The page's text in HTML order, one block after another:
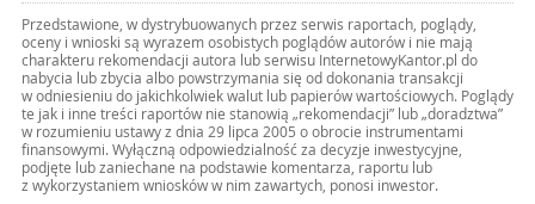
Przedstawione, w dystrybuowanych przez serwis raportach, poglądy,
oceny i wnioski są wyrazem osobistych poglądów autorów i nie mają
charakteru rekomendacji autora lub serwisu InternetowyKantor.pl do
nabycia lub zbycia albo powstrzymania się od dokonania transakcji
w odniesieniu do jakichkolwiek walut lub papierów wartościowych. Poglądy
te jak i inne treści raportów nie stanowią „rekomendacji” lub „doradztwa”
w rozumieniu ustawy z dnia 29 lipca 2005 o obrocie instrumentami
finansowymi. Wyłączną odpowiedzialność za decyzje inwestycyjne,
podjęte lub zaniechane na podstawie komentarza, raportu lub
z wykorzystaniem wniosków w nim zawartych, ponosi inwestor.